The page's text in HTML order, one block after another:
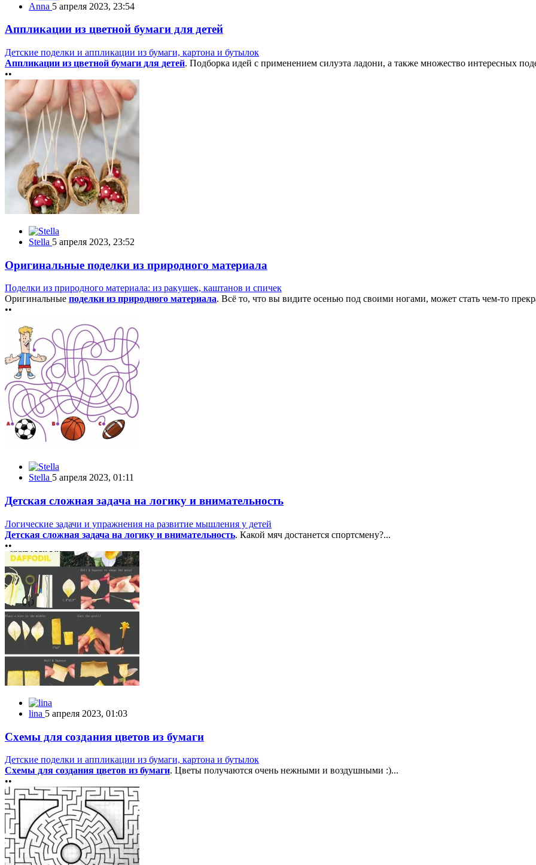
Anna 5 апреля 2023, 23:54
Аппликации из цветной бумаги для детей
Детские поделки и аппликации из бумаги, картона и бутылок
Аппликации из цветной бумаги для детей. Подборка идей с применением силуэта ладони, а также множество интересных
••
Stella 5 апреля 2023, 23:52
Оригинальные поделки из природного материала
Поделки из природного материала: из ракушек, каштанов и спичек
Оригинальные поделки из природного материала. Всё то, что вы видите осенью под своими ногами, может стать чем-то
••
Stella 5 апреля 2023, 01:11
Детская сложная задача на логику и внимательность
Логические задачи и упражнения на развитие мышления у детей
Детская сложная задача на логику и внимательность. Какой мяч достанется спортсмену?...
••
lina 5 апреля 2023, 01:03
Схемы для создания цветов из бумаги
Детские поделки и аппликации из бумаги, картона и бутылок
Схемы для создания цветов из бумаги. Цветы получаются очень нежными и воздушными :)...
••